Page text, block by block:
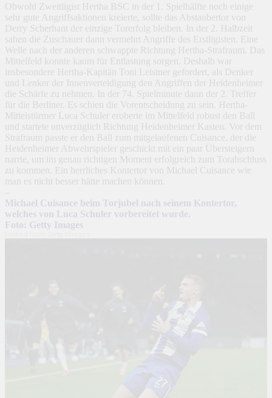
Obwohl Zweitligist Hertha BSC in der 1. Spielhälfte noch einige
sehr gute Angriffsaktionen kreierte, sollte das Abstaubertor von
Derry Scherhant der einzige Torerfolg bleiben. In der 2. Halbzeit
sahen die Zuschauer dann vermehrt Angriffe des Erstligisten. Eine
Welle nach der anderen schwappte Richtung Hertha-Strafraum. Das
Mittelfeld konnte kaum für Entlastung sorgen. Deshalb war
insbesondere Hertha-Kapitän Toni Leistner gefordert, als Denker
und Lenker der Innenverteidigung den Angriffen der Heidenheimer
die Schärfe zu nehmen. In der 74. Spielminute dann der 2. Treffer
für die Berliner. Es schien die Vorentscheidung zu sein. Hertha-
Mittelstürmer Luca Schuler eroberte im Mittelfeld robust den Ball
und startete unverzüglich Richtung Heidenheimer Kasten. Vor dem
Strafraum passte er den Ball zum mitgelaufenen Cuisance, der die
Heidenheimer Abwehrspieler geschickt mit ein paar Übersteigern
narrte, um im genau richtigen Moment erfolgreich zum Torabschluss
zu kommen. Ein herrliches Kontertor von Michael Cuisance wie
man es nicht besser hätte machen können.
Michael Cuisance beim Torjubel nach seinem Kontertor,
welches von Luca Schuler vorbereitet wurde.
Foto: Getty Images